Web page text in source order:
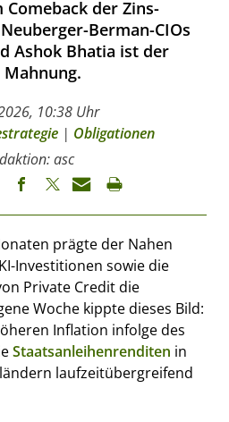
der Zins-
Berman-CIOs
Ashok Bhatia ist der
10:38 Uhr
| Obligationen
asc
prägte der Nahen
Investitionen sowie die
Private Credit die
Woche kippte dieses Bild:
Inflation infolge des
Staatsanleihenrenditen in
laufzeitübergreifend